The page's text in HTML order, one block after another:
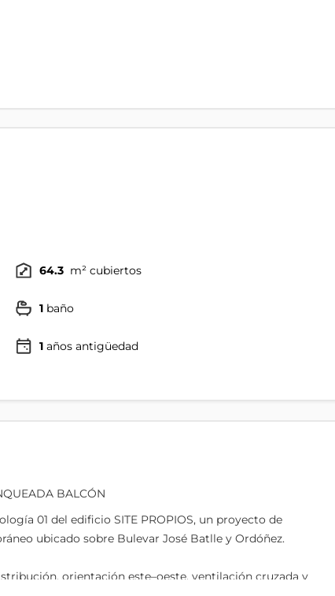
64.3 m² cubiertos
1 baño
1 años antigüedad
BALCÓN
01 del edificio SITE PROPIOS, un proyecto de
ubicado sobre Bulevar José Batlle y Ordóñez.
orientación este–oeste, ventilación cruzada y